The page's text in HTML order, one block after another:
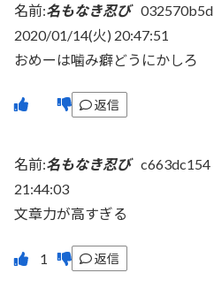
名前:名もなき忍び 032570b5d
2020/01/14(火) 20:47:51
おめーは噛み癖どうにかしろ
返信
名前:名もなき忍び c663dc154
21:44:03
文章力が高すぎる
返信